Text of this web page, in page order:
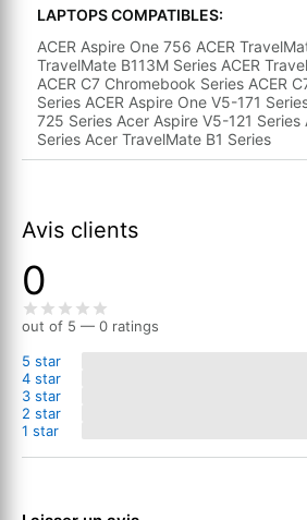
LAPTOPS COMPATIBLES:
ACER Aspire One 756 ACER
TravelMate B113M Series ACER
ACER C7 Chromebook Series ACER
Series ACER Aspire One V5-171
725 Series Acer Aspire V5-121 Series
Series Acer TravelMate B1 Series
Avis clients
0
out of 5 — 0 ratings
5 star
4 star
3 star
2 star
1 star